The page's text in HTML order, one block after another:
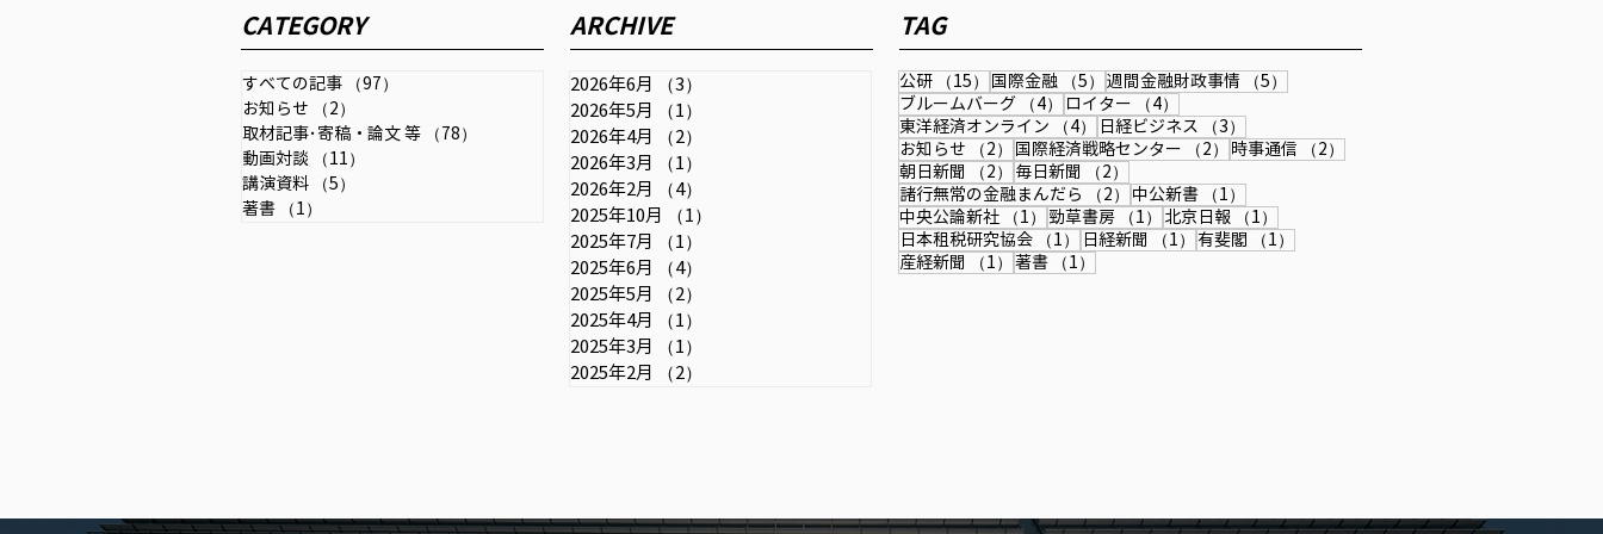
金融の指針」2026年7月号
(第25号)
イノベーション・インテリジェン
ス研究所が発刊する「金融・資本
市場リサーチ」2026年７月号
（第25号にインタビュー記事が
掲載されました。
＝行き過ぎた円安で日本の国
力弱まる』
2026年6月11日配信の時事通信社
「時事ドットコム」に取材記事が
掲載されました。 為替・金融政
策・成長戦略・中国との関係など
を扱っています。 【詳報】中尾
武彦元財務官「日銀は利上げ継続
し、金融政策正常化を」＝行き過
ぎた円安で日本の国力弱まる＃取
材班インタビュー：時事ドットコ
ム
されました。
CATEGORY
すべての記事 （97）
お知らせ
（2）
取材記事･寄稿・論文 等
（78）
動画対談
（11）
講演資料
（5）
著書
（1）
ARCHIVE
2026年6月 （3）
2026年5月
（1）
2026年4月
（2）
2026年3月
（1）
2026年2月
（4）
2025年10月
（1）
2025年7月
（1）
2025年6月
（4）
2025年5月
（2）
2025年4月
（1）
2025年3月
（1）
2025年2月
（2）
TAG
公研 （15） 15件の記事
国際金融 （5） 5件の記事
週間金融財政事情 （5）
ブルームバーグ
（4） 4件の記事
ロイター （4）
東洋経済オンライン
（4） 4件の記事
日経ビジネス （3）
お知らせ
（2） 2件の記事
国際経済戦略センター （2） 2件の記事
時事通信 （2）
朝日新聞
（2） 2件の記事
毎日新聞 （2）
諸行無常の金融まんだら
（2） 2件の記事
中公新書 （1）
中央公論新社
（1） 1件の記事
勁草書房 （1） 1件の記事
北京日報 （1）
日本租税研究協会
（1） 1件の記事
日経新聞 （1） 1件の記事
有斐閣 （1）
産経新聞
（1） 1件の記事
著書 （1）